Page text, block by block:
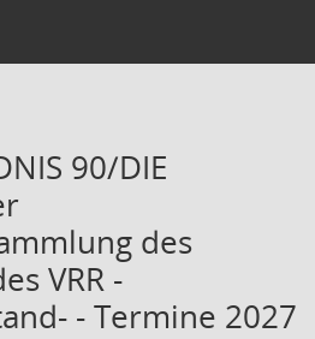
90/DIE
des
VRR -
- Termine 2027